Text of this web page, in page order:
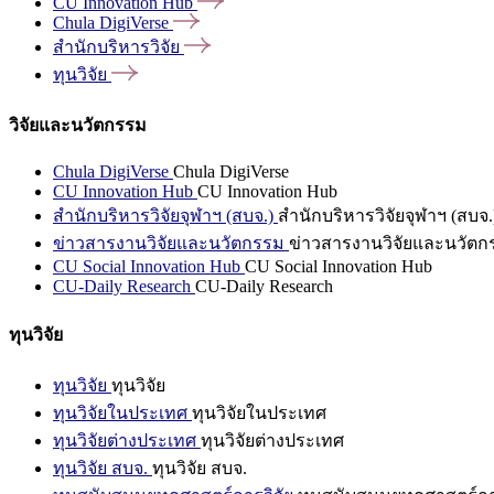
Chula DigiVerse
สำนักบริหารวิจัย
ทุนวิจัย
วิจัยและนวัตกรรม
Chula DigiVerse Chula DigiVerse
CU Innovation Hub CU Innovation Hub
สำนักบริหารวิจัยจุฬาฯ (สบจ.) สำนักบริหารวิจัยจุฬาฯ (สบจ
ข่าวสารงานวิจัยและนวัตกรรม ข่าวสารงานวิจัยและนวัตก
CU Social Innovation Hub CU Social Innovation Hub
CU-Daily Research CU-Daily Research
ทุนวิจัย
ทุนวิจัย ทุนวิจัย
ทุนวิจัยในประเทศ ทุนวิจัยในประเทศ
ทุนวิจัยต่างประเทศ ทุนวิจัยต่างประเทศ
ทุนวิจัย สบจ. ทุนวิจัย สบจ.